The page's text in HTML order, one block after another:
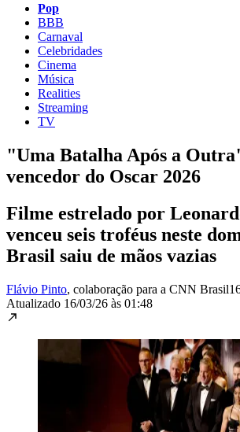
Pop
BBB
Carnaval
Celebridades
Cinema
Música
Realities
Streaming
TV
"Uma Batalha Após a
vencedor do Oscar 2026
Filme estrelado por
venceu seis troféus neste
Brasil saiu de mãos vazias
Flávio Pinto, colaboração para a CNN Brasil
Atualizado 16/03/26 às 01:48